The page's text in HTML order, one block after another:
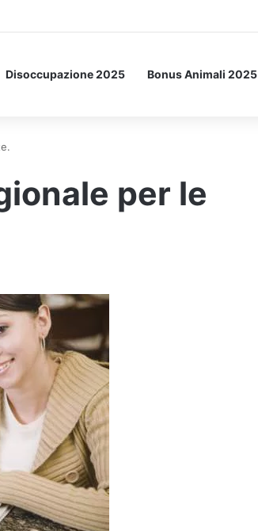
spaziale.
Disoccupazione 2025 Bonus Animali 2025
per le